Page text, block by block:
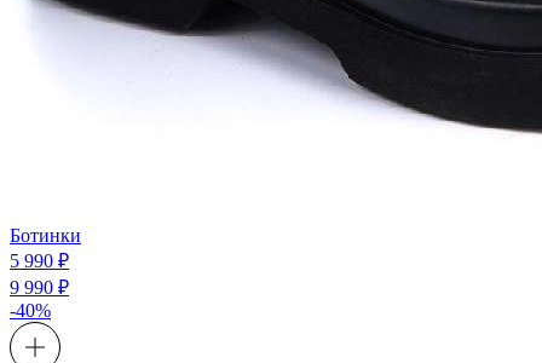
Ботинки
5 990 ₽
9 990 ₽
-40%